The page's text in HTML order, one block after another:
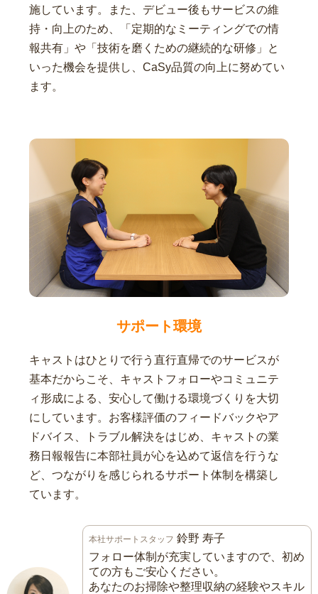
施しています。また、デビュー後もサービスの維
持・向上のため、「定期的なミーティングでの情
報共有」や「技術を磨くための継続的な研修」と
いった機会を提供し、CaSy品質の向上に努めてい
ます。
サポート環境
キャストはひとりで行う直行直帰でのサービスが
基本だからこそ、キャストフォローやコミュニテ
ィ形成による、安心して働ける環境づくりを大切
にしています。お客様評価のフィードバックやア
ドバイス、トラブル解決をはじめ、キャストの業
務日報報告に本部社員が心を込めて返信を行うな
ど、つながりを感じられるサポート体制を構築し
ています。
本社サポートスタッフ 鈴野 寿子
フォロー体制が充実していますので、初め
ての方もご安心ください。
あなたのお掃除や整理収納の経験やスキル